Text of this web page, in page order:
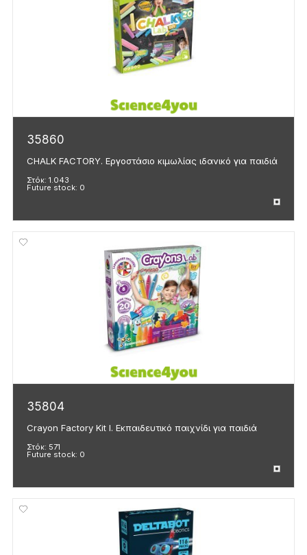
35860
CHALK FACTORY. Εργοστάσιο κιμωλίας ιδανικό για παιδιά
Στόκ: 1.043
Future stock: 0
35804
Crayon Factory Kit I. Εκπαιδευτικό παιχνίδι για παιδιά
Στόκ: 571
Future stock: 0